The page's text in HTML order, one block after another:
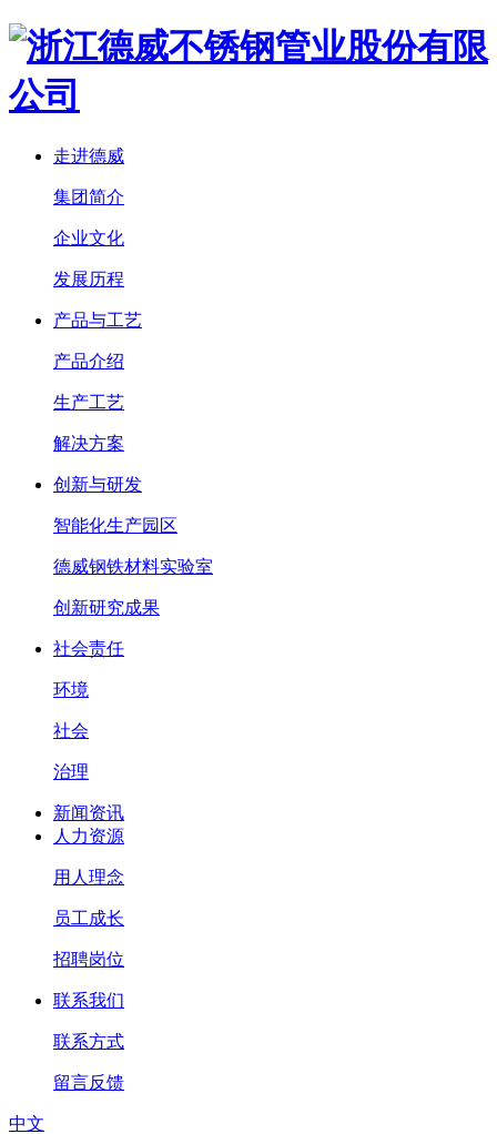
走进德威
集团简介
企业文化
发展历程
产品与工艺
产品介绍
生产工艺
解决方案
创新与研发
智能化生产园区
德威钢铁材料实验室
创新研究成果
社会责任
环境
社会
治理
新闻资讯
人力资源
用人理念
员工成长
招聘岗位
联系我们
联系方式
留言反馈
中文